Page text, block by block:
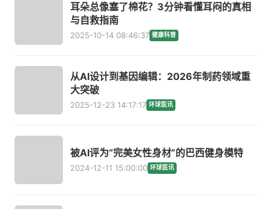
耳朵总像塞了棉花？3分钟看懂耳闷的真相
与自救指南
2025-10-14 08:46:37 健康科普
从AI设计到基因编辑：2026年制药领域重
大突破
2025-12-23 14:17:17 环球医讯
被AI评为“完美女性身材”的巴西健身模特
2024-12-11 15:00:00 环球医讯